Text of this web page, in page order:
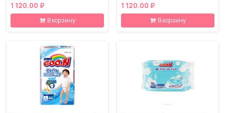
1 120.00 ₽
В корзину
1 120.00 ₽
В корзину